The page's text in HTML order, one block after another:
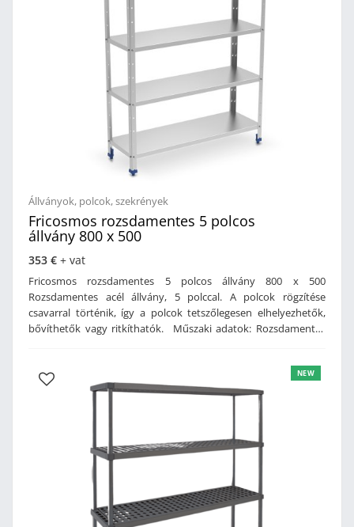
Állványok, polcok, szekrények
Fricosmos rozsdamentes 5 polcos
állvány 800 x 500
353 € + vat
Fricosmos rozsdamentes 5 polcos állvány 800 x 500
Rozsdamentes acél állvány, 5 polccal. A polcok rögzítése
csavarral történik, így a polcok tetszőlegesen elhelyezhetők,
bővíthetők vagy ritkíthatók. Műszaki adatok: Rozsdamentes
800 x 500 x 1750 mm (szé x mé x ma)Súly: 25 kg
NEW